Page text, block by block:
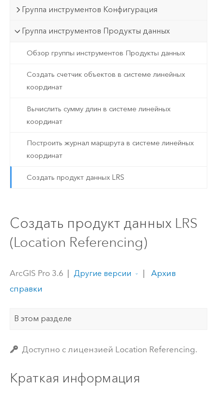
Группа инструментов Конфигурация
Группа инструментов Продукты данных
Обзор группы инструментов Продукты данных
Создать счетчик объектов в системе линейных
координат
Вычислить сумму длин в системе линейных
координат
Построить журнал маршрута в системе линейных
координат
Создать продукт данных LRS
Создать продукт данных LRS
(Location Referencing)
ArcGIS Pro 3.6 Другие версии
Архив
справки
В этом разделе
Доступно с лицензией Location Referencing.
Краткая информация